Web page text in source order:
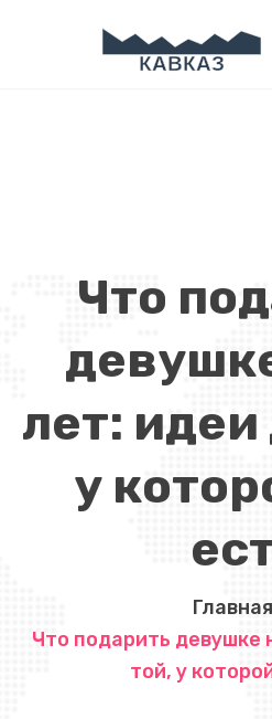
Что
лет: идеи
у
Главная
Что подарить девушке
той, у